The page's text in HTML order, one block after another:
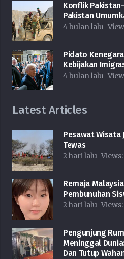
Konflik
Pakistan
4 bulan lalu
Pidato
Kebijakan
4 bulan lalu
Latest Articles
Pesawat Wisata
Tewas
2 hari lalu Views:
Remaja
Pembunuhan
2 hari lalu Views:
Pengunjung
Meninggal
Dan Tutup